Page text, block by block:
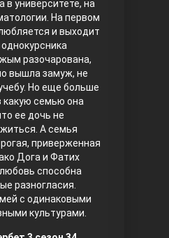
в университете, на
На первом
и выходит
разочарована,
вышла замуж, не
Но еще больше
какую семью она
ее дочь не
А семья
приверженная
Дога и Фатих
способна
разногласия.
с одинаковыми
культурами.